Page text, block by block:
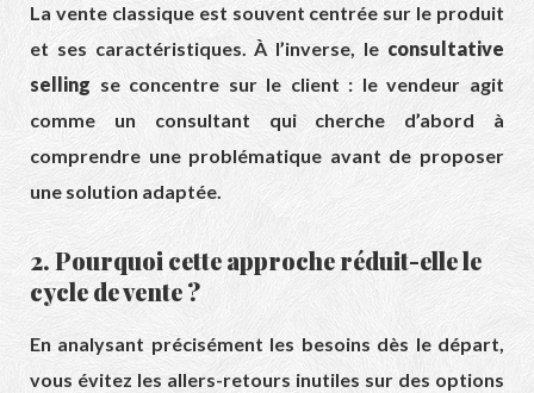
La vente classique est souvent centrée sur le produit
et ses caractéristiques. À l’inverse, le consultative
selling se concentre sur le client : le vendeur agit
comme un consultant qui cherche d’abord à
comprendre une problématique avant de proposer
une solution adaptée.
2. Pourquoi cette approche réduit-elle le
cycle de vente ?
En analysant précisément les besoins dès le départ,
vous évitez les allers-retours inutiles sur des options